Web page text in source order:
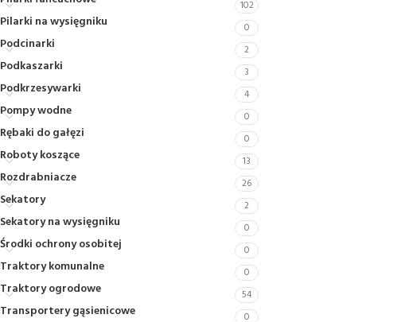
102
Pilarki na wysięgniku 0
Podcinarki 2
Podkaszarki 3
Podkrzesywarki 4
Pompy wodne 0
Rębaki do gałęzi 0
Roboty koszące 13
Rozdrabniacze 26
Sekatory 2
Sekatory na wysięgniku 0
Środki ochrony osobitej 0
Traktory komunalne 0
Traktory ogrodowe 54
Transportery gąsienicowe 0